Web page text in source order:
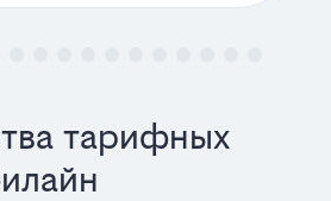
тарифных